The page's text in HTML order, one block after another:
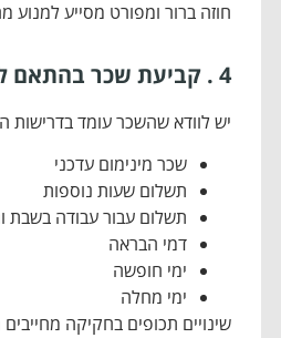
חוזה ברור ומפורט מסייע למנוע
4 . קביעת שכר בהתאם לחוק
יש לוודא שהשכר עומד בדרישות
שכר מינימום עדכני
תשלום שעות נוספות
תשלום עבור עבודה בשבת
דמי הבראה
ימי חופשה
ימי מחלה
שינויים תכופים בחקיקה